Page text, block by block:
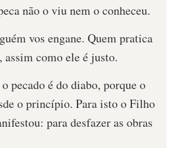
não o viu nem o conheceu.
vos engane. Quem pratica
assim como ele é justo.
pecado é do diabo, porque o
o princípio. Para isto o Filho
para desfazer as obras